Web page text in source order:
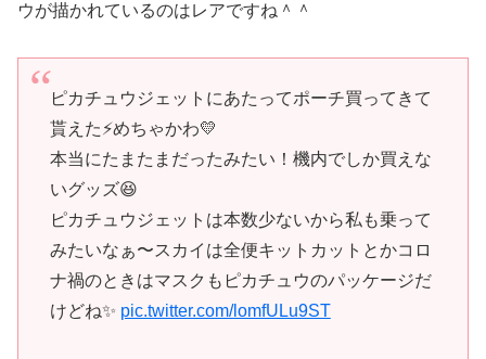
ウが描かれているのはレアですね＾＾
ピカチュウジェットにあたってポーチ買ってきて
貰えた⚡めちゃかわ💛
本当にたまたまだったみたい！機内でしか買えな
いグッズ😆
ピカチュウジェットは本数少ないから私も乗って
みたいなぁ〜スカイは全便キットカットとかコロ
ナ禍のときはマスクもピカチュウのパッケージだ
けどね✨ pic.twitter.com/lomfULu9ST